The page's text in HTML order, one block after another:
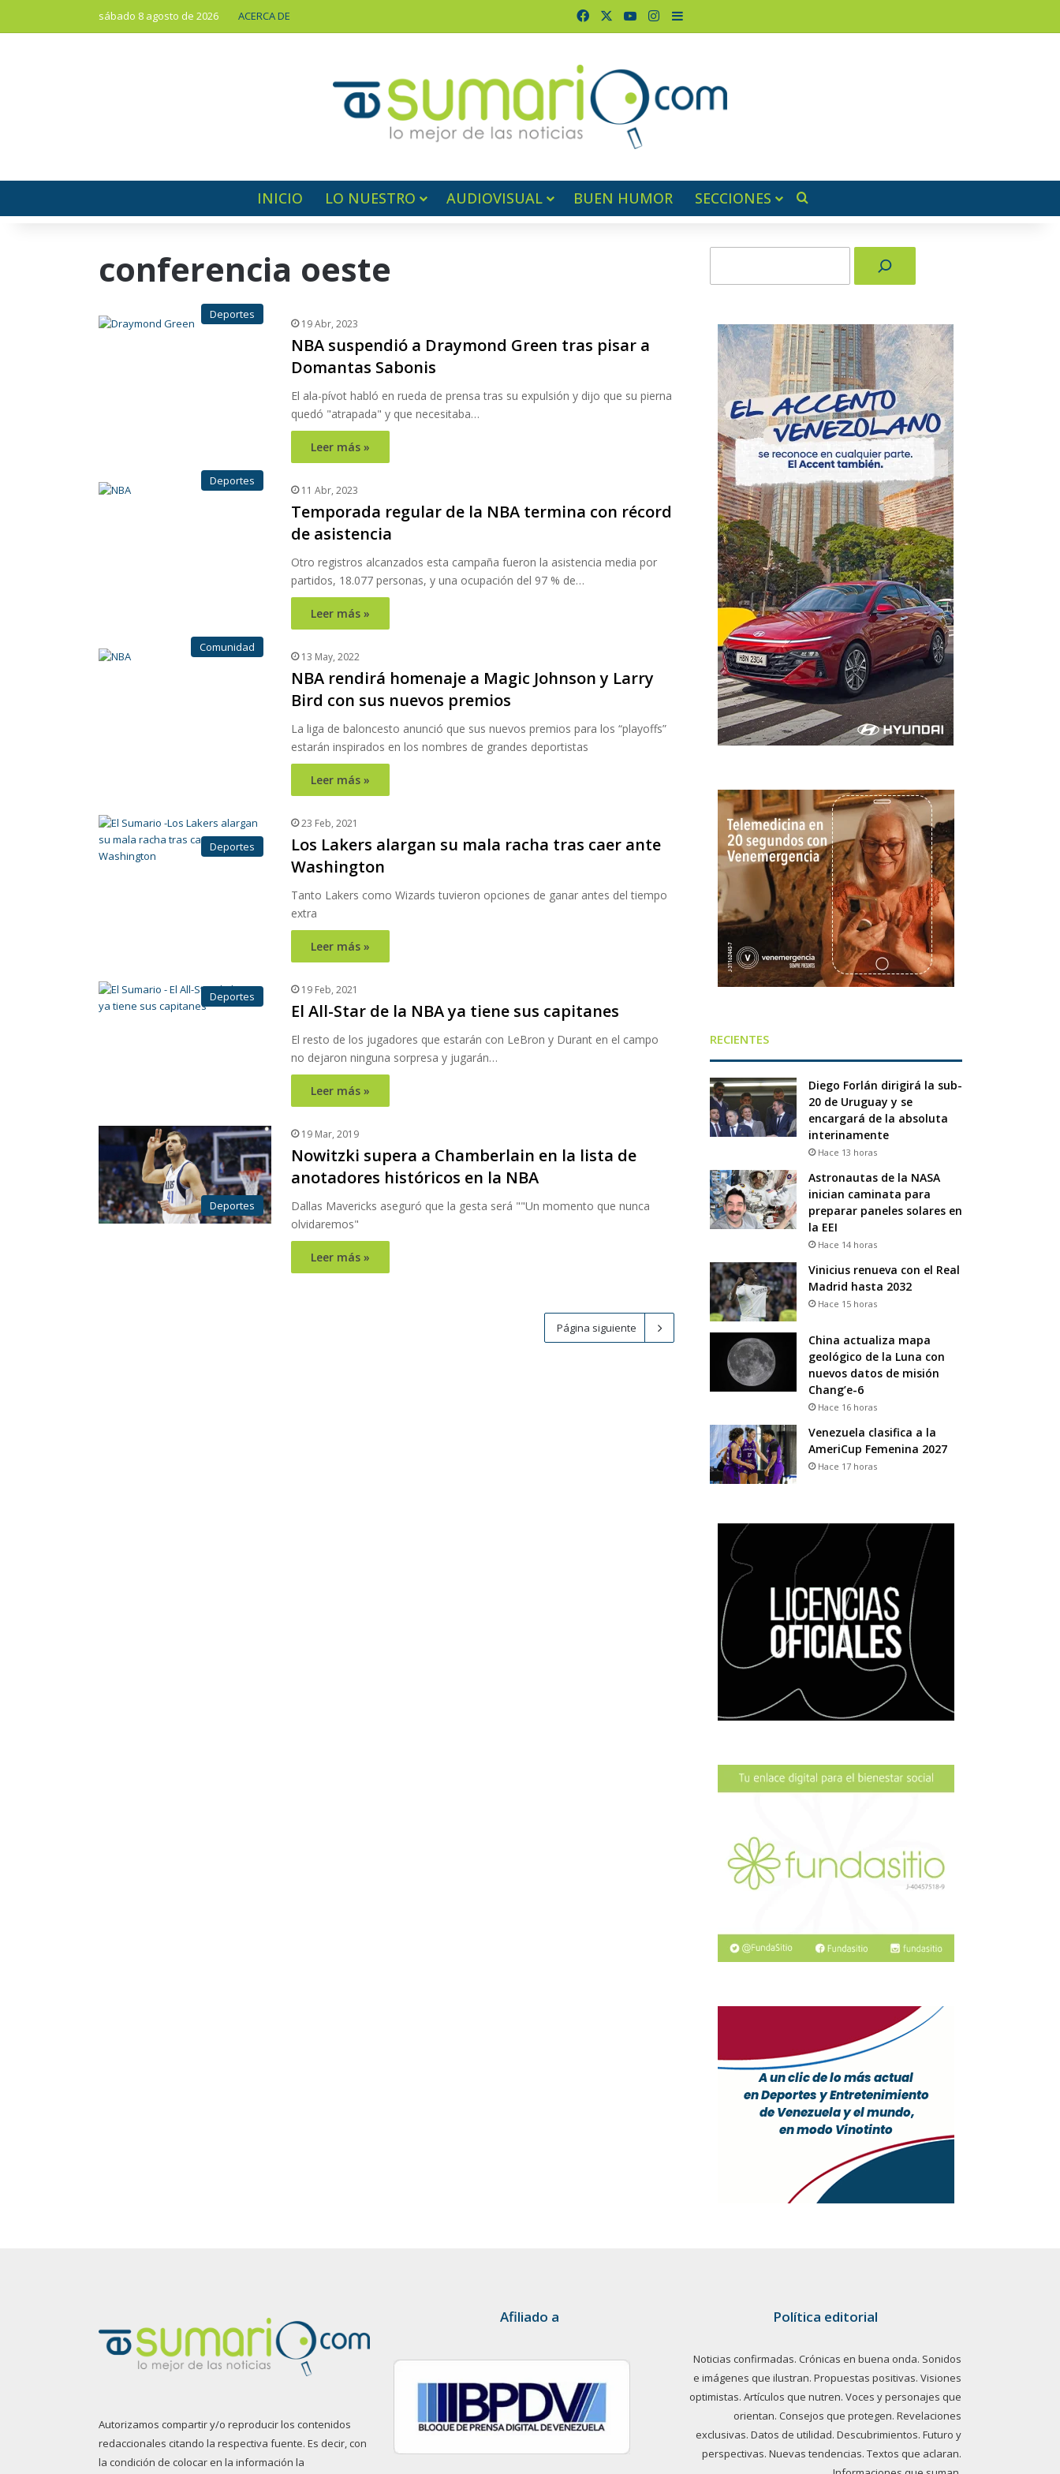
sábado 8 agosto de 2026 ACERCA DE FacebookYouTubeInstagram
Barra lateral
INICIO LO NUESTRO AUDIOVISUAL BUEN HUMOR SECCIONES
conferencia oeste
Deportes
19 Abr, 2023
NBA suspendió a Draymond Green tras pisar a
Domantas Sabonis
El ala-pívot habló en rueda de prensa tras su expulsión y dijo que su pierna
quedó "atrapada" y que necesitaba…
Leer más »
Deportes
11 Abr, 2023
Temporada regular de la NBA termina con récord
de asistencia
Otro registros alcanzados esta campaña fueron la asistencia media por
partidos, 18.077 personas, y una ocupación del 97 % de…
Leer más »
Comunidad
13 May, 2022
NBA rendirá homenaje a Magic Johnson y Larry
Bird con sus nuevos premios
La liga de baloncesto anunció que sus nuevos premios para los “playoffs”
estarán inspirados en los nombres de grandes deportistas
Leer más »
Deportes
23 Feb, 2021
Los Lakers alargan su mala racha tras caer ante
Washington
Tanto Lakers como Wizards tuvieron opciones de ganar antes del tiempo
extra
Leer más »
Deportes 19 Feb, 2021
El All-Star de la NBA ya tiene sus capitanes
El resto de los jugadores que estarán con LeBron y Durant en el campo
no dejaron ninguna sorpresa y jugarán…
Leer más »
Deportes
19 Mar, 2019
Nowitzki supera a Chamberlain en la lista de
anotadores históricos en la NBA
Dallas Mavericks aseguró que la gesta será ""Un momento que nunca
olvidaremos"
Leer más »
Página siguiente
RECIENTES
Diego Forlán dirigirá la sub-
20 de Uruguay y se
encargará de la absoluta
interinamente
Hace 13 horas
Astronautas de la NASA
inician caminata para
preparar paneles solares en
la EEI
Hace 14 horas
Vinicius renueva con el Real
Madrid hasta 2032
Hace 15 horas
China actualiza mapa
geológico de la Luna con
nuevos datos de misión
Chang’e-6
Hace 16 horas
Venezuela clasifica a la
AmeriCup Femenina 2027
Hace 17 horas
Autorizamos compartir y/o reproducir los contenidos
redaccionales citando la respectiva fuente. Es decir, con
la condición de colocar en la información la
Afiliado a Política editorial
Noticias confirmadas. Crónicas en buena onda. Sonidos
e imágenes que ilustran. Propuestas positivas. Visiones
optimistas. Artículos que nutren. Voces y personajes que
orientan. Consejos que protegen. Revelaciones
exclusivas. Datos de utilidad. Descubrimientos. Futuro y
perspectivas. Nuevas tendencias. Textos que aclaran.